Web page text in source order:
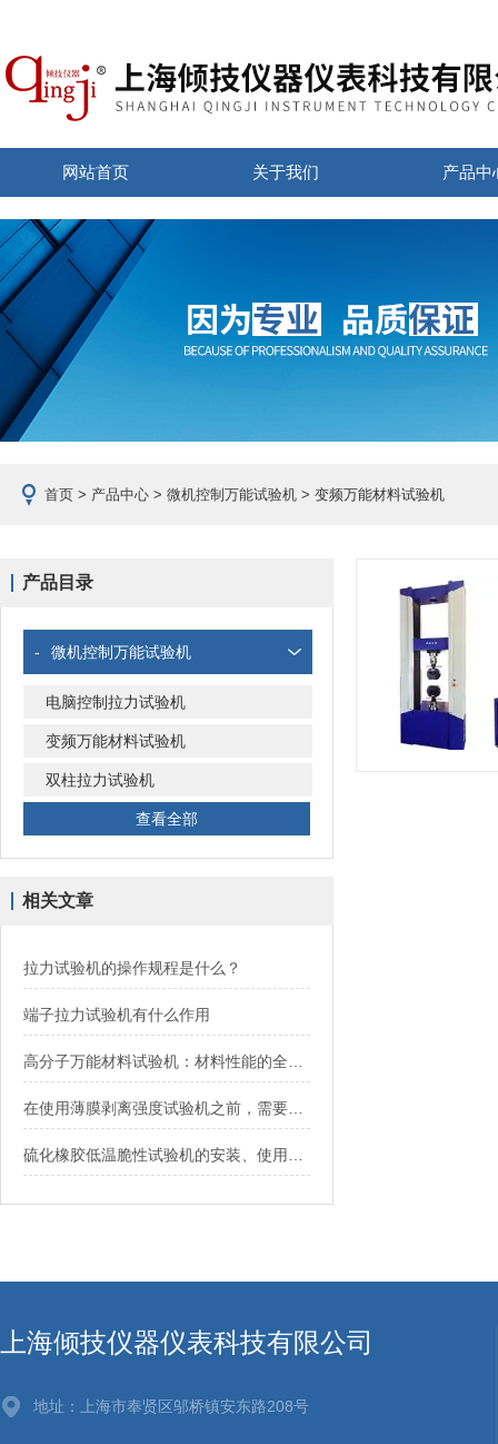
网站首页 关于我们 产品中
首页 > 产品中心 > 微机控制万能试验机 > 变频万能材料试验机
产品目录
- 微机控制万能试验机
电脑控制拉力试验机
变频万能材料试验机
双柱拉力试验机
查看全部
相关文章
拉力试验机的操作规程是什么？
端子拉力试验机有什么作用
上海倾技仪器仪表科技有限公司
地址：上海市奉贤区邬桥镇安东路208号